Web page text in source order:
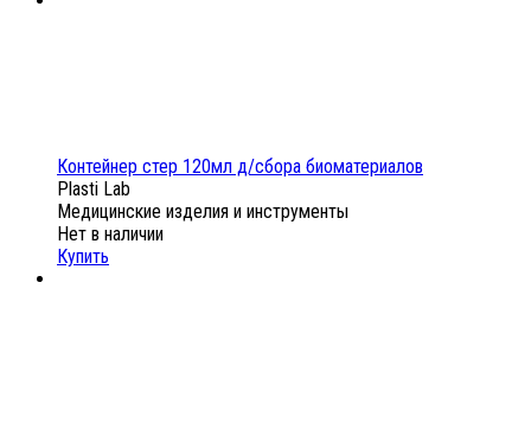
Контейнер стер 120мл д/сбора биоматериалов
Plasti Lab
Медицинские изделия и инструменты
Нет в наличии
Купить